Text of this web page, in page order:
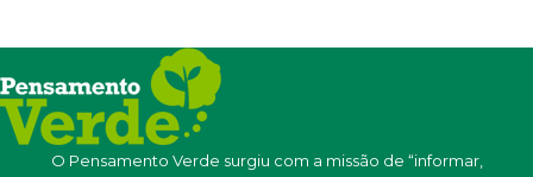
O Pensamento Verde surgiu com a missão de “informar,